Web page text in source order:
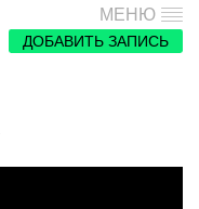
МЕНЮ
ДОБАВИТЬ ЗАПИСЬ